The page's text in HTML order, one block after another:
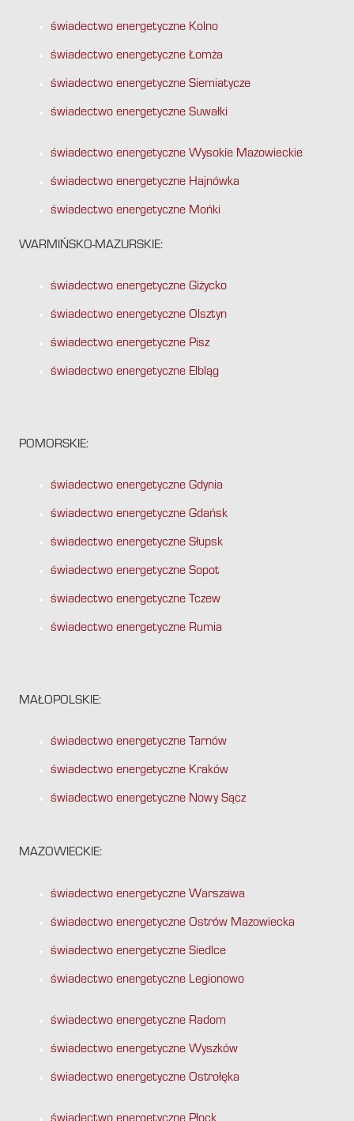
świadectwo energetyczne Kolno
świadectwo energetyczne Łomża
świadectwo energetyczne Siemiatycze
świadectwo energetyczne Suwałki
świadectwo energetyczne Wysokie Mazowieckie
świadectwo energetyczne Hajnówka
świadectwo energetyczne Mońki
WARMIŃSKO-MAZURSKIE:
świadectwo energetyczne Giżycko
świadectwo energetyczne Olsztyn
świadectwo energetyczne Pisz
świadectwo energetyczne Elbląg
POMORSKIE:
świadectwo energetyczne Gdynia
świadectwo energetyczne Gdańsk
świadectwo energetyczne Słupsk
świadectwo energetyczne Sopot
świadectwo energetyczne Tczew
świadectwo energetyczne Rumia
MAŁOPOLSKIE:
świadectwo energetyczne Tarnów
świadectwo energetyczne Kraków
świadectwo energetyczne Nowy Sącz
MAZOWIECKIE:
świadectwo energetyczne Warszawa
świadectwo energetyczne Ostrów Mazowiecka
świadectwo energetyczne Siedlce
świadectwo energetyczne Legionowo
świadectwo energetyczne Radom
świadectwo energetyczne Wyszków
świadectwo energetyczne Ostrołęka